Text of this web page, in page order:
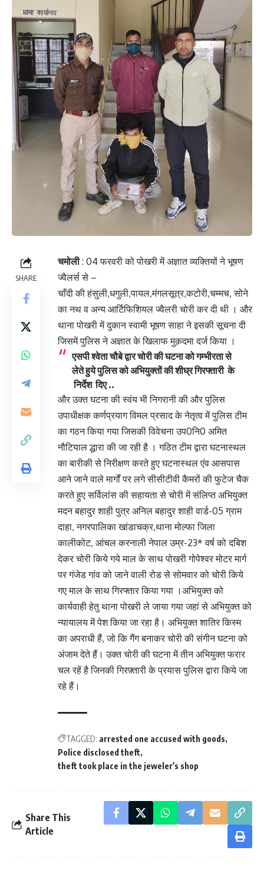
SHARE
चमोली: 04 फरवरी को पोखरी में अज्ञात व्यक्तियों ने भूषण
ज्वैलर्स से –
चाँदी की हंसुली,धगुली,पायल,मंगलसूत्र,कटोरी,चम्मच, सोने
का नथ व अन्य आर्टिफिशियल ज्वैलरी चोरी कर दी थी । और
थाना पोखरी में दुकान स्वामी भूषण साहा ने इसकी सूचना दी
जिसमें पुलिस ने अज्ञात के खिलाफ मुक़दमा दर्ज किया ।
एसपी श्वेता चौबे द्वार चोरी की घटना को गम्भीरता से
लेते हुये पुलिस को अभियुक्तों की शीघ्र गिरफ्तारी के
निर्देश दिए ..
और उक्त घटना की स्वंय भी निगरानी की और पुलिस
उपाधीक्षक कर्णप्रयाग विमल प्रसाद के नेतृत्व में पुलिस टीम
का गठन किया गया जिसकी विवेचना उप0नि0 अमित
नौटियाल द्धारा की जा रही है । गठित टीम द्वारा घटनास्थल
का बारीकी से निरीक्षण करते हुए घटनास्थल एंव आसपास
आने जाने वाले मार्गों पर लगे सीसीटीवी कैमरों की फुटेज चैक
करते हुए सर्विलांस की सहायता से चोरी में संलिप्त अभियुक्त
मदन बहादुर शाही पुत्र अनिल बहादुर शाही वार्ड-05 ग्राम
दाहा, नगरपालिका खांडाचक्र,थाना मोल्फा जिला
कालीकोट, आंचल करनाली नेपाल उम्र-23* वर्ष को दबिश
देकर चोरी किये गये माल के साथ पोखरी गोपेश्वर मोटर मार्ग
पर गंजेड गांव को जाने वाली रोड से सोमवार को चोरी किये
गए माल के साथ गिरफ्तार किया गया ।अभियुक्त को
कार्यवाही हेतु थाना पोखरी ले जाया गया जहां से अभियुक्त को
न्यायालय में पेश किया जा रहा है। अभियुक्त शातिर किस्म
का अपराधी हैं, जो कि गैंग बनाकर चोरी की संगीन घटना को
अंजाम देते हैं। उक्त चोरी की घटना में तीन अभियुक्त फरार
चल रहें है जिनकी गिरफ़्तारी के प्रयास पुलिस द्वारा किये जा
रहे हैं।
TAGGED: arrested one accused with goods
Police disclosed theft
theft took place in the jeweler's shop
Share This
Article